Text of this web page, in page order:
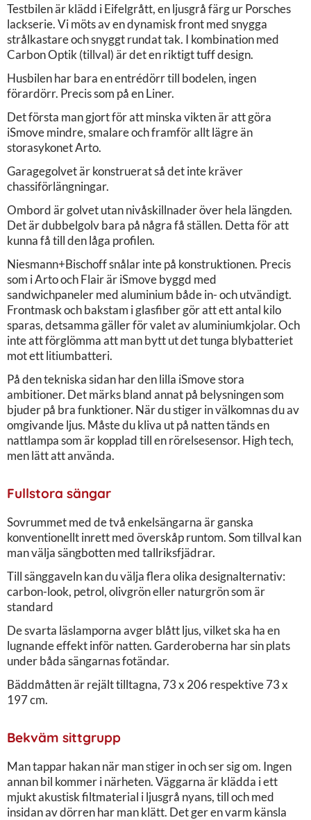
Testbilen är klädd i Eifelgrått, en ljusgrå färg ur Porsches
lackserie. Vi möts av en dynamisk front med snygga
strålkastare och snyggt rundat tak. I kombination med
Carbon Optik (tillval) är det en riktigt tuff design.
Husbilen har bara en entrédörr till bodelen, ingen
förardörr. Precis som på en Liner.
Det första man gjort för att minska vikten är att göra
iSmove mindre, smalare och framför allt lägre än
storasykonet Arto.
Garagegolvet är konstruerat så det inte kräver
chassiförlängningar.
Ombord är golvet utan nivåskillnader över hela längden.
Det är dubbelgolv bara på några få ställen. Detta för att
kunna få till den låga profilen.
Niesmann+Bischoff snålar inte på konstruktionen. Precis
som i Arto och Flair är iSmove byggd med
sandwichpaneler med aluminium både in- och utvändigt.
Frontmask och bakstam i glasfiber gör att ett antal kilo
sparas, detsamma gäller för valet av aluminiumkjolar. Och
inte att förglömma att man bytt ut det tunga blybatteriet
mot ett litiumbatteri.
På den tekniska sidan har den lilla iSmove stora
ambitioner. Det märks bland annat på belysningen som
bjuder på bra funktioner. När du stiger in välkomnas du av
omgivande ljus. Måste du kliva ut på natten tänds en
nattlampa som är kopplad till en rörelsesensor. High tech,
men lätt att använda.
Fullstora sängar
Sovrummet med de två enkelsängarna är ganska
konventionellt inrett med överskåp runtom. Som tillval kan
man välja sängbotten med tallriksfjädrar.
Till sänggaveln kan du välja flera olika designalternativ:
carbon-look, petrol, olivgrön eller naturgrön som är
standard
De svarta läslamporna avger blått ljus, vilket ska ha en
lugnande effekt inför natten. Garderoberna har sin plats
under båda sängarnas fotändar.
Bäddmåtten är rejält tilltagna, 73 x 206 respektive 73 x
197 cm.
Bekväm sittgrupp
Man tappar hakan när man stiger in och ser sig om. Ingen
annan bil kommer i närheten. Väggarna är klädda i ett
mjukt akustisk filtmaterial i ljusgrå nyans, till och med
insidan av dörren har man klätt. Det ger en varm känsla